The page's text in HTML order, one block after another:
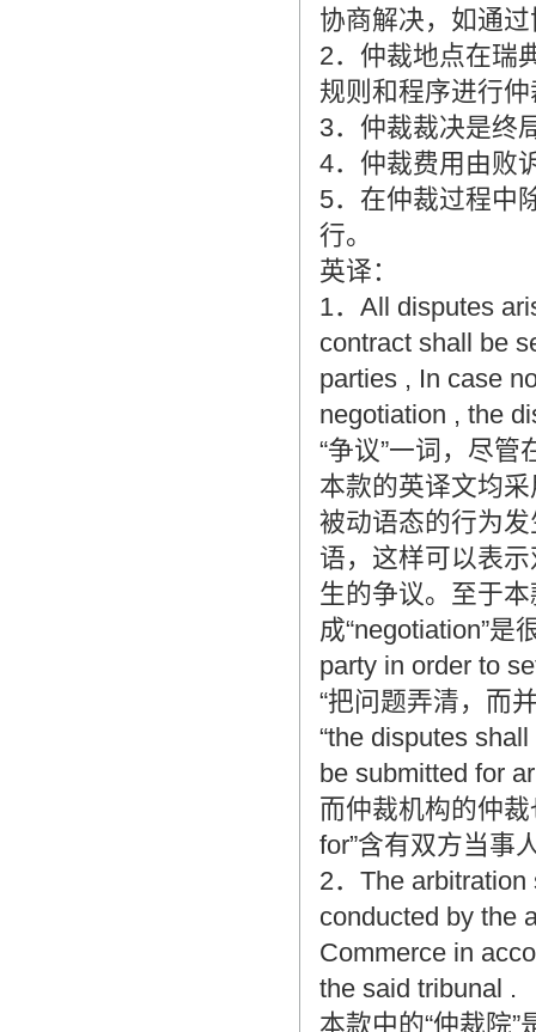
协商解决，如通
2．仲裁地点在瑞
规则和程序进行
3．仲裁裁决是终
4．仲裁费用由败
5．在仲裁过程中
行。
英译：
1．All disputes
contract shall be
parties , In case
negotiation , the
“争议”一词，尽
本款的英译文均
被动语态的行为发
语，这样可以表
生的争议。至于本
成“negotiation”是
party in order to
“把问题弄清，而
“the disputes
be submitted for
而仲裁机构的仲
for”含有双方当事
2．The
conducted by the
Commerce in
the said tribunal .
本款中的“仲裁院”